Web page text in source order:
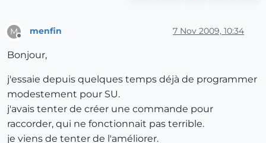
M menfin 7 Nov 2009, 10:34
Bonjour,
j'essaie depuis quelques temps déjà de programmer
modestement pour SU.
j'avais tenter de créer une commande pour
raccorder, qui ne fonctionnait pas terrible.
je viens de tenter de l'améliorer.